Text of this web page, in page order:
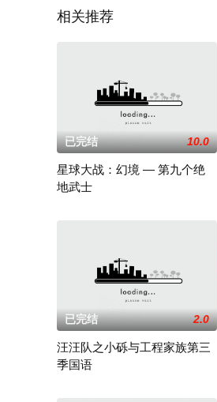
相关推荐
已完结 10.0
星球大战：幻境 — 第九个绝
地武士
已完结 2.0
汪汪队之小砾与工程家族第三
季国语